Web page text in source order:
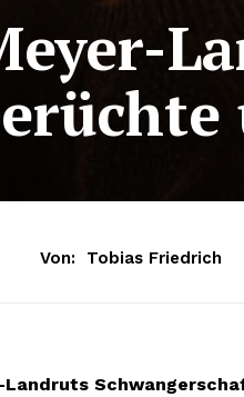
Von: Tobias Friedrich
Landruts